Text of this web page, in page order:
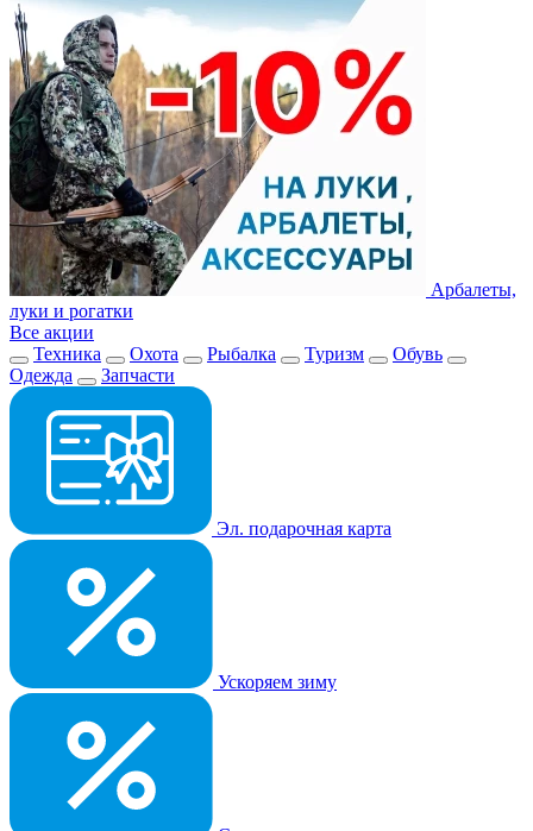
Арбалеты,
луки и рогатки
Все акции
Техника
Охота Рыбалка Туризм
Обувь
Одежда
Запчасти
Эл. подарочная карта
Ускоряем зиму